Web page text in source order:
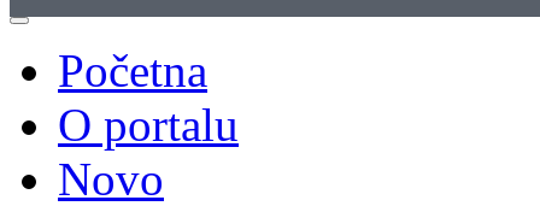
Početna
O portalu
Novo